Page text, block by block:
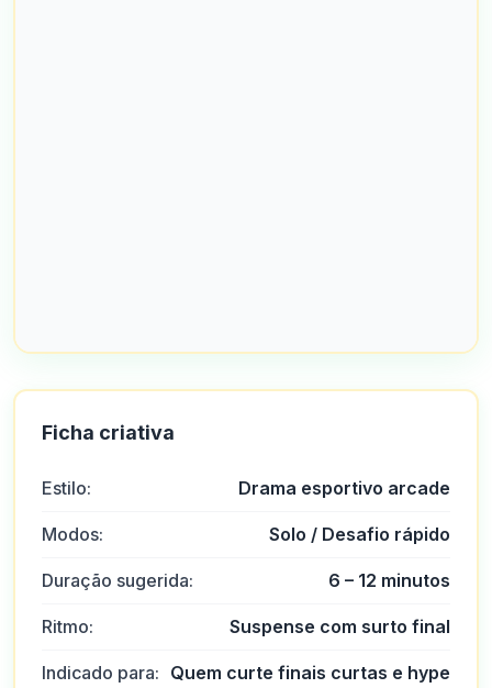
Ficha criativa
Estilo: Drama esportivo arcade
Modos: Solo / Desafio rápido
Duração sugerida: 6 – 12 minutos
Ritmo: Suspense com surto final
Indicado para: Quem curte finais curtas e hype